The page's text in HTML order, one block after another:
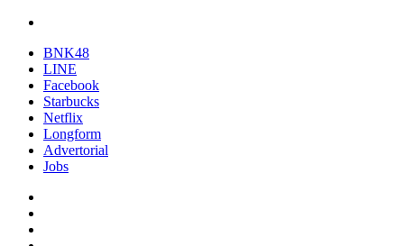
BNK48
LINE
Facebook
Starbucks
Netflix
Longform
Advertorial
Jobs